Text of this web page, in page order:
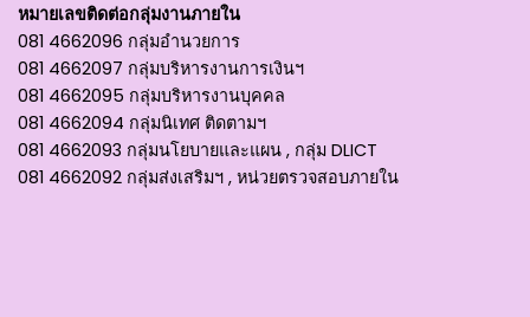
หมายเลขติดต่อกลุ่มงานภายใน
081 4662096 กลุ่มอำนวยการ
081 4662097 กลุ่มบริหารงานการเงินฯ
081 4662095 กลุ่มบริหารงานบุคคล
081 4662094 กลุ่มนิเทศ ติดตามฯ
081 4662093 กลุ่มนโยบายและแผน , กลุ่ม DLICT
081 4662092 กลุ่มส่งเสริมฯ , หน่วยตรวจสอบภายใน